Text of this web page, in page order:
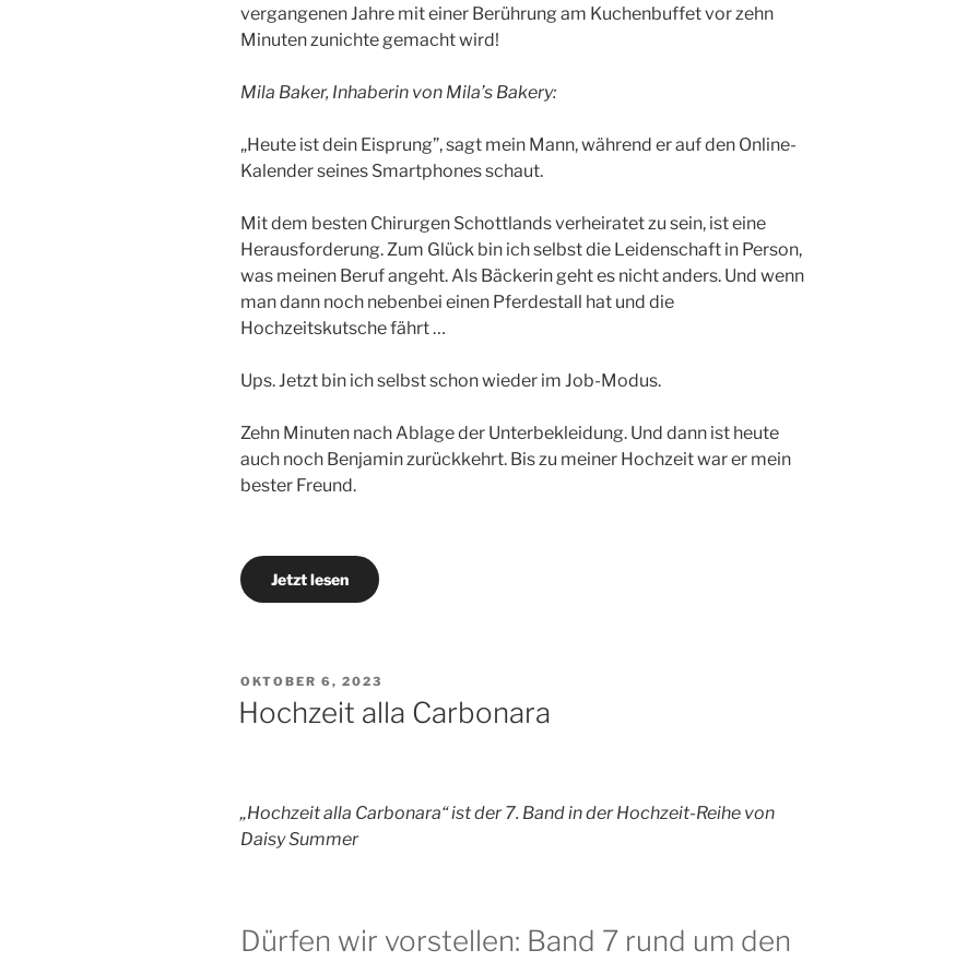
vergangenen Jahre mit einer Berührung am Kuchenbuffet vor zehn
Minuten zunichte gemacht wird!
Mila Baker, Inhaberin von Mila’s Bakery:
„Heute ist dein Eisprung”, sagt mein Mann, während er auf den Online-
Kalender seines Smartphones schaut.
Mit dem besten Chirurgen Schottlands verheiratet zu sein, ist eine
Herausforderung. Zum Glück bin ich selbst die Leidenschaft in Person,
was meinen Beruf angeht. Als Bäckerin geht es nicht anders. Und wenn
man dann noch nebenbei einen Pferdestall hat und die
Hochzeitskutsche fährt …
Ups. Jetzt bin ich selbst schon wieder im Job-Modus.
Zehn Minuten nach Ablage der Unterbekleidung. Und dann ist heute
auch noch Benjamin zurückkehrt. Bis zu meiner Hochzeit war er mein
bester Freund.
Jetzt lesen
VERÖFFENTLICHT
AM
OKTOBER 6, 2023
Hochzeit alla Carbonara
„Hochzeit alla Carbonara“ ist der 7. Band in der Hochzeit-Reihe von
Daisy Summer
Dürfen wir vorstellen: Band 7 rund um den